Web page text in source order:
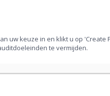
uw keuze in en klikt u op 'Create
te vermijden.